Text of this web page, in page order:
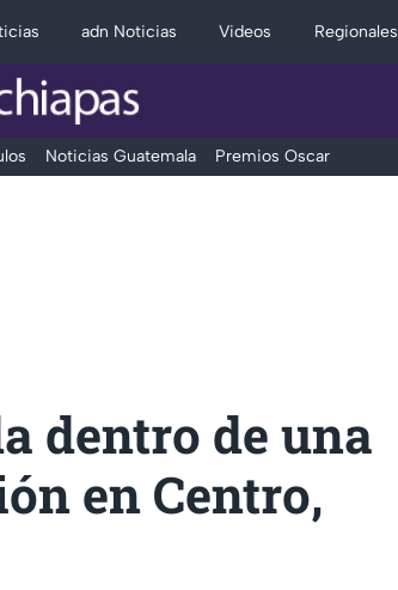
adn Noticias Videos Regionales
Noticias Guatemala Premios Oscar
dentro de una
en Centro,